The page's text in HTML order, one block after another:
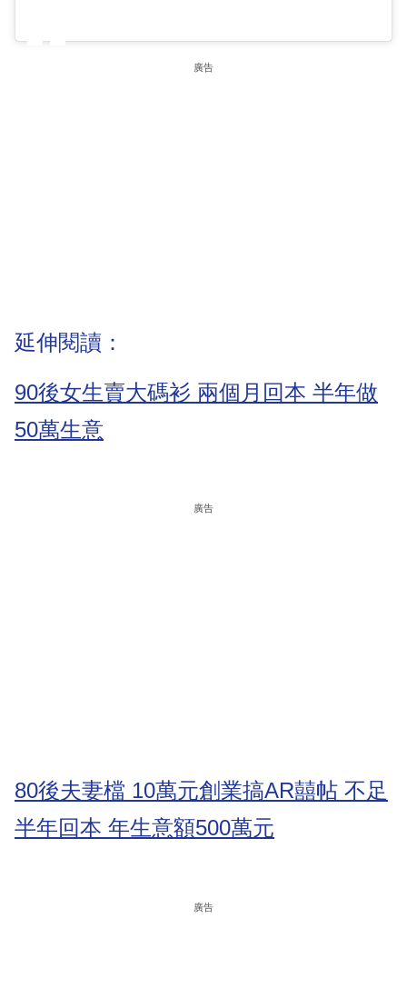
廣告
延伸閱讀：
90後女生賣大碼衫 兩個月回本 半年做
50萬生意
廣告
80後夫妻檔 10萬元創業搞AR囍帖 不足
半年回本 年生意額500萬元
廣告